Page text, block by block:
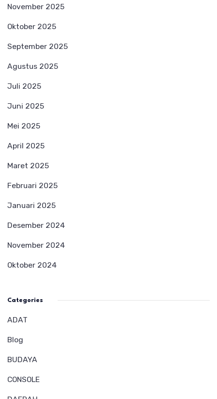
November 2025
Oktober 2025
September 2025
Agustus 2025
Juli 2025
Juni 2025
Mei 2025
April 2025
Maret 2025
Februari 2025
Januari 2025
Desember 2024
November 2024
Oktober 2024
Categories
ADAT
Blog
BUDAYA
CONSOLE